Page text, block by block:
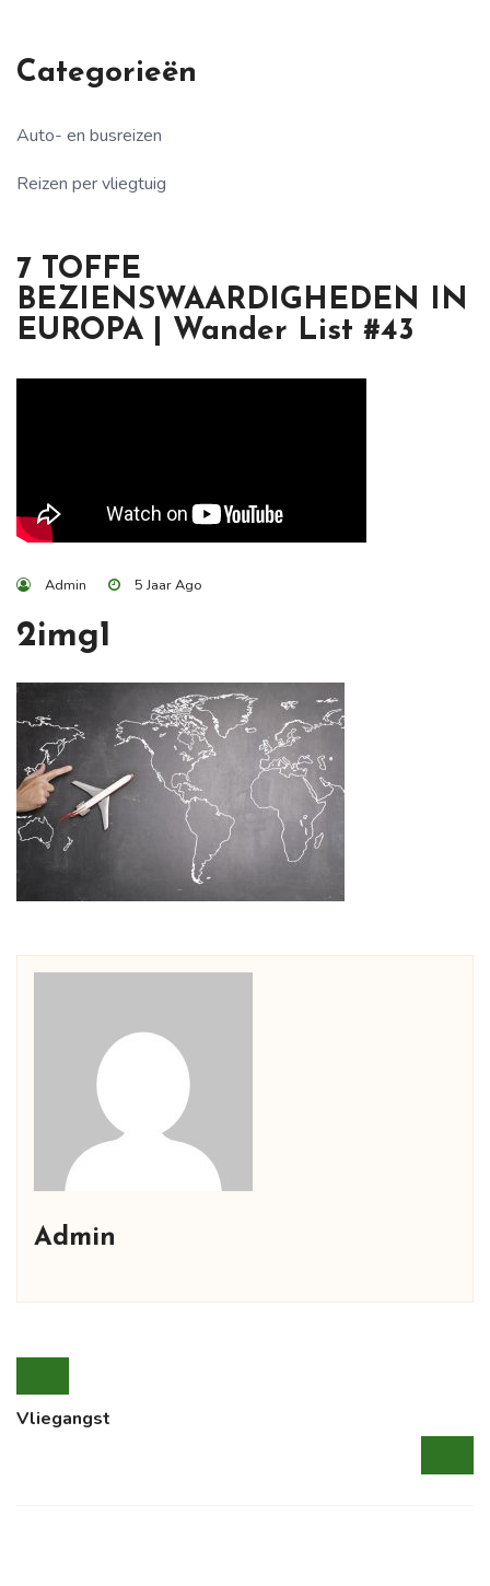
Admin 5 Jaar Ago
2img1
Admin
Vliegangst
Categorieën
Auto- en busreizen
Reizen per vliegtuig
7 TOFFE
BEZIENSWAARDIGHEDEN IN
EUROPA | Wander List #43